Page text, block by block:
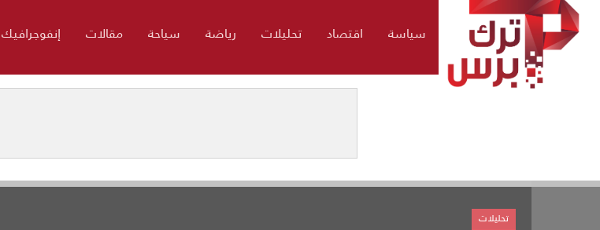
سياسة اقتصاد تحليلات رياضة سياحة مقالات إنفوجرافيك
تحليلات